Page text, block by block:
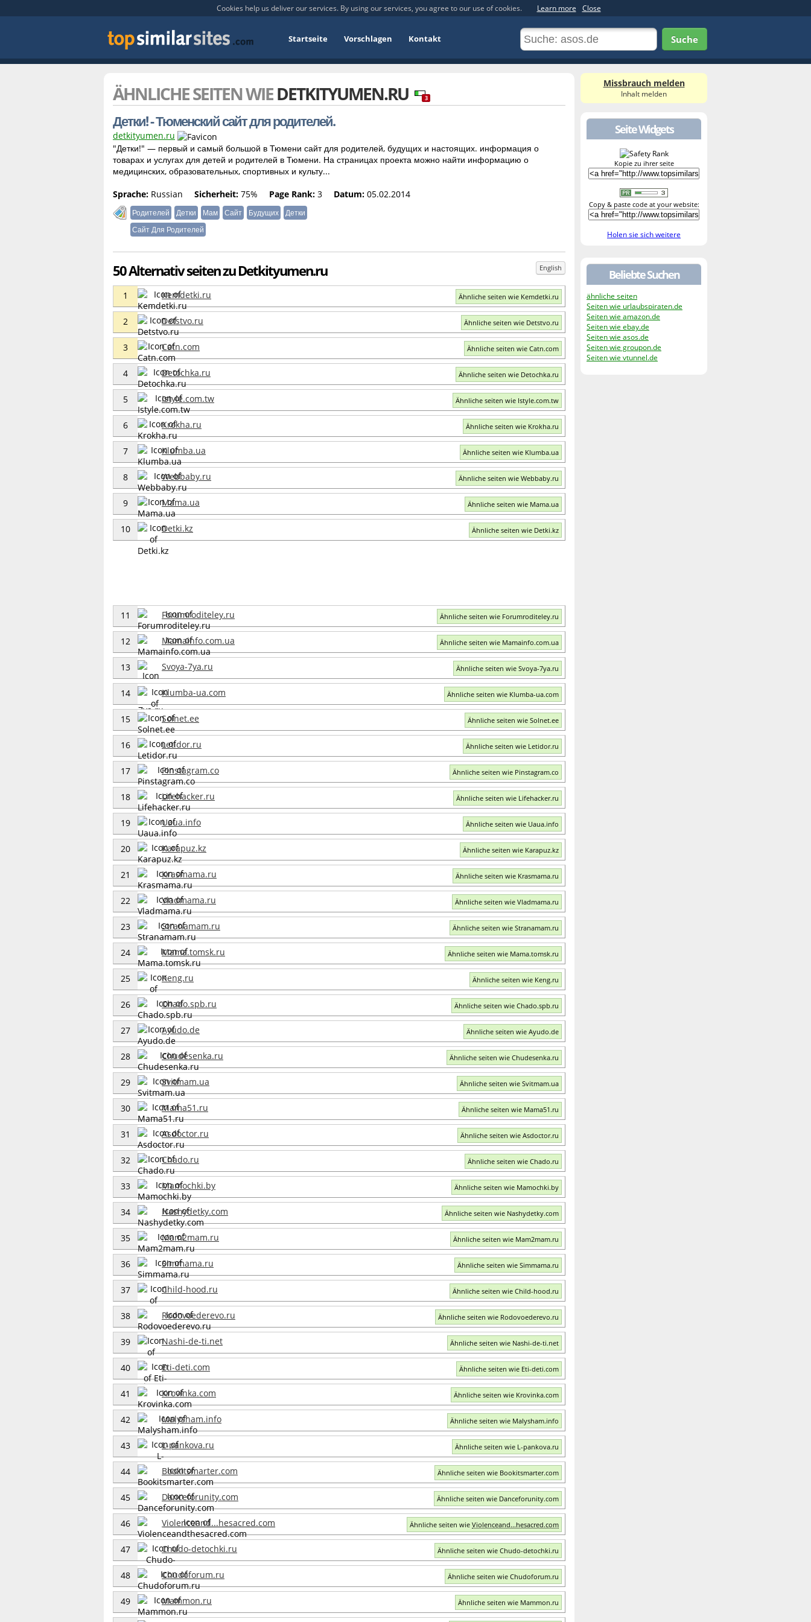
Cookies help us deliver our services. By using our services, you agree to our use of cookies. Learn more Close
Startseite Vorschlagen Kontakt Suche
ÄHNLICHE SEITEN WIEDETKITYUMEN.RU 3
Детки! - Тюменский сайт для родителей.
detkityumen.ru
"Детки!" — первый и самый большой в Тюмени сайт для родителей, будущих и настоящих. информация о
товарах и услугах для детей и родителей в Тюмени. На страницах проекта можно найти информацию о
медицинских, образовательных, спортивных и культу...
Sprache: Russian Sicherheit: 75% Page Rank: 3 Datum: 05.02.2014
Родителей Детки Мам Сайт Будущих
Детки
Сайт Для Родителей
50 Alternativ seiten zu Detkityumen.ru English
1 Kemdetki.ru Ähnliche seiten wie Kemdetki.ru
2 Detstvo.ru Ähnliche seiten wie Detstvo.ru
3 Catn.com Ähnliche seiten wie Catn.com
4 Detochka.ru Ähnliche seiten wie Detochka.ru
5 Istyle.com.tw Ähnliche seiten wie Istyle.com.tw
6 Krokha.ru Ähnliche seiten wie Krokha.ru
7 Klumba.ua Ähnliche seiten wie Klumba.ua
8 Webbaby.ru Ähnliche seiten wie Webbaby.ru
9 Mama.ua Ähnliche seiten wie Mama.ua
10 Detki.kz Ähnliche seiten wie Detki.kz
11 Forumroditeley.ru Ähnliche seiten wie Forumroditeley.ru
12 Mamainfo.com.ua Ähnliche seiten wie Mamainfo.com.ua
13 Svoya-7ya.ru Ähnliche seiten wie Svoya-7ya.ru
14 Klumba-ua.com Ähnliche seiten wie Klumba-ua.com
15 Solnet.ee Ähnliche seiten wie Solnet.ee
16 Letidor.ru Ähnliche seiten wie Letidor.ru
17 Pinstagram.co Ähnliche seiten wie Pinstagram.co
18 Lifehacker.ru Ähnliche seiten wie Lifehacker.ru
19 Uaua.info Ähnliche seiten wie Uaua.info
20 Karapuz.kz Ähnliche seiten wie Karapuz.kz
21 Krasmama.ru Ähnliche seiten wie Krasmama.ru
22 Vladmama.ru Ähnliche seiten wie Vladmama.ru
23 Stranamam.ru Ähnliche seiten wie Stranamam.ru
24 Mama.tomsk.ru Ähnliche seiten wie Mama.tomsk.ru
25 Keng.ru Ähnliche seiten wie Keng.ru
26 Chado.spb.ru Ähnliche seiten wie Chado.spb.ru
27 Ayudo.de Ähnliche seiten wie Ayudo.de
28 Chudesenka.ru Ähnliche seiten wie Chudesenka.ru
29 Svitmam.ua Ähnliche seiten wie Svitmam.ua
30 Mama51.ru Ähnliche seiten wie Mama51.ru
31 Asdoctor.ru Ähnliche seiten wie Asdoctor.ru
32 Chado.ru Ähnliche seiten wie Chado.ru
33 Mamochki.by Ähnliche seiten wie Mamochki.by
34 Nashydetky.com Ähnliche seiten wie Nashydetky.com
35 Mam2mam.ru Ähnliche seiten wie Mam2mam.ru
36 Simmama.ru Ähnliche seiten wie Simmama.ru
37 Child-hood.ru Ähnliche seiten wie Child-hood.ru
38 Rodovoederevo.ru Ähnliche seiten wie Rodovoederevo.ru
39 Nashi-de-ti.net Ähnliche seiten wie Nashi-de-ti.net
40 Eti-deti.com Ähnliche seiten wie Eti-deti.com
41 Krovinka.com Ähnliche seiten wie Krovinka.com
42 Malysham.info Ähnliche seiten wie Malysham.info
43 L-pankova.ru Ähnliche seiten wie L-pankova.ru
44 Bookitsmarter.com Ähnliche seiten wie Bookitsmarter.com
45 Danceforunity.com Ähnliche seiten wie Danceforunity.com
46 Violenceand...hesacred.com Ähnliche seiten wie Violenceand...hesacred.com
47 Chudo-detochki.ru Ähnliche seiten wie Chudo-detochki.ru
48 Chudoforum.ru Ähnliche seiten wie Chudoforum.ru
49 Mammon.ru Ähnliche seiten wie Mammon.ru
Missbrauch melden
Inhalt melden
Seite Widgets
Kopie zu ihrer seite
Copy & paste code at your website:
Holen sie sich weitere
Beliebte Suchen
ähnliche seiten
Seiten wie urlaubspiraten.de
Seiten wie amazon.de
Seiten wie ebay.de
Seiten wie asos.de
Seiten wie groupon.de
Seiten wie vtunnel.de